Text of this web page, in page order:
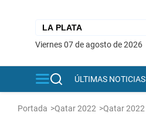
viernes 07 de agosto de 2026
ÚLTIMAS NOTICIAS
Portada >Qatar 2022 >Qatar 2022